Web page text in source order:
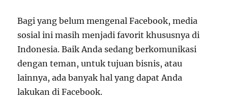
Bagi yang belum mengenal Facebook, media
sosial ini masih menjadi favorit khususnya di
Indonesia. Baik Anda sedang berkomunikasi
dengan teman, untuk tujuan bisnis, atau
lainnya, ada banyak hal yang dapat Anda
lakukan di Facebook.